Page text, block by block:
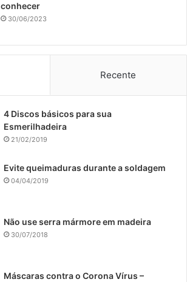
conhecer
30/06/2023
Recente
​4 Discos básicos para sua
Esmerilhadeira
21/02/2019
Evite queimaduras durante a soldagem
04/04/2019
Não use serra mármore em madeira
30/07/2018
​Máscaras contra o Corona Vírus –